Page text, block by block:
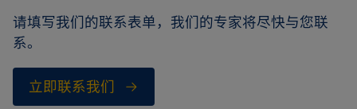
请填写我们的联系表单，我们的专家将尽快与您联
系。
立即联系我们